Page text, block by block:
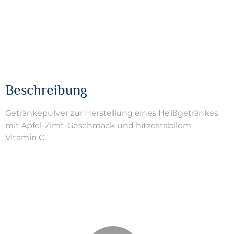
Beschreibung
Getränkepulver zur Herstellung eines Heißgetränkes
mit Apfel-Zimt-Geschmack und hitzestabilem
Vitamin C.